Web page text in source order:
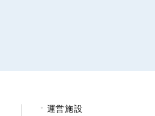
運営施設